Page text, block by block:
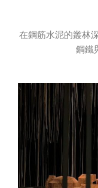
在鋼筋水泥的叢林
鋼鐵